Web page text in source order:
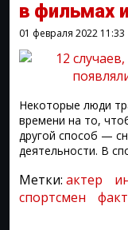
в фильмах
01 февраля 2022 11:33
Некоторые люди
времени на то,
другой способ —
деятельности. В
Метки: актер
спортсмен